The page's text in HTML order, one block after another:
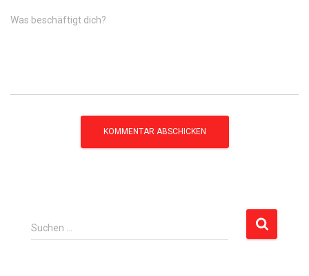
Was beschäftigt dich?
S
u
Suchen …